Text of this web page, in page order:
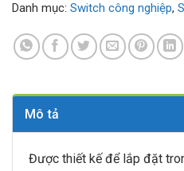
Danh mục: Switch công nghiệp,
Mô tả
Được thiết kế để lắp đặt